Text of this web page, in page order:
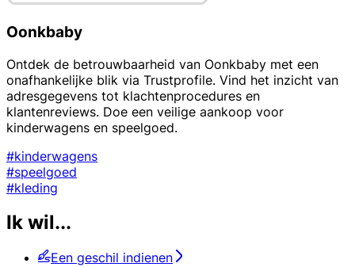
Oonkbaby
Ontdek de betrouwbaarheid van Oonkbaby met een
onafhankelijke blik via Trustprofile. Vind het inzicht van
adresgegevens tot klachtenprocedures en
klantenreviews. Doe een veilige aankoop voor
kinderwagens en speelgoed.
#kinderwagens
#speelgoed
#kleding
Ik wil...
Een geschil indienen